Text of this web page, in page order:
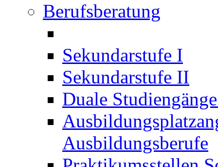
Berufsberatung
Sekundarstufe I
Sekundarstufe II
Duale
Ausbildungsberufe